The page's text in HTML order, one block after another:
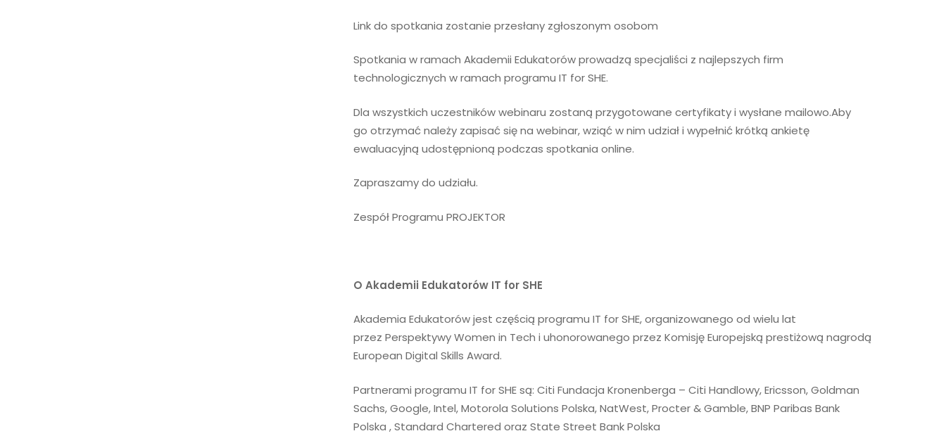
Link do spotkania zostanie przesłany zgłoszonym osobom
Spotkania w ramach Akademii Edukatorów prowadzą specjaliści z najlepszych firm
technologicznych w ramach programu IT for SHE.
Dla wszystkich uczestników webinaru zostaną przygotowane certyfikaty i wysłane mailowo.Aby
go otrzymać należy zapisać się na webinar, wziąć w nim udział i wypełnić krótką ankietę
ewaluacyjną udostępnioną podczas spotkania online.
Zapraszamy do udziału.
Zespół Programu PROJEKTOR
O Akademii Edukatorów IT for SHE
Akademia Edukatorów jest częścią programu IT for SHE, organizowanego od wielu lat
przez Perspektywy Women in Tech i uhonorowanego przez Komisję Europejską prestiżową nagrodą
European Digital Skills Award.
Partnerami programu IT for SHE są: Citi Fundacja Kronenberga – Citi Handlowy, Ericsson, Goldman
Sachs, Google, Intel, Motorola Solutions Polska, NatWest, Procter & Gamble, BNP Paribas Bank
Polska , Standard Chartered oraz State Street Bank Polska